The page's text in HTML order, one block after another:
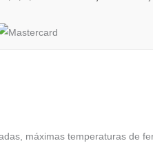
máximas temperaturas de